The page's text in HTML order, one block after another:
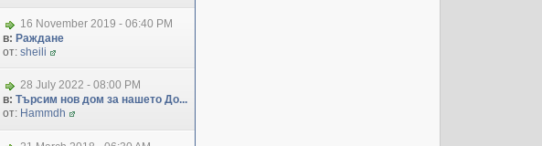
16 November 2019 - 06:40 PM
в: Раждане
от: sheili
28 July 2022 - 08:00 PM
в: Търсим нов дом за нашето До...
от: Hammdh